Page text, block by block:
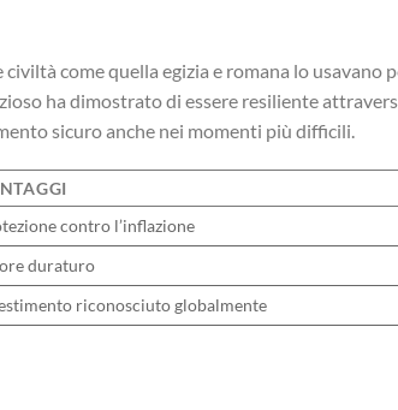
come quella egizia e romana lo usavano
ha dimostrato di essere resiliente
sicuro anche nei momenti più difficili.
contro l’inflazione
duraturo
riconosciuto globalmente